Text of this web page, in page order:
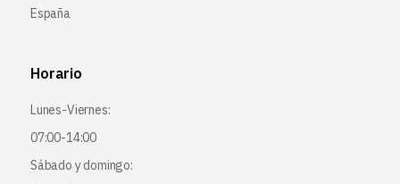
España
Horario
Lunes-Viernes:
07:00-14:00
Sábado y domingo: